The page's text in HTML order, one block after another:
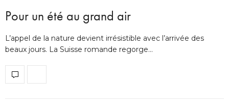
Pour un été au grand air
L’appel de la nature devient irrésistible avec l’arrivée des
beaux jours. La Suisse romande regorge…